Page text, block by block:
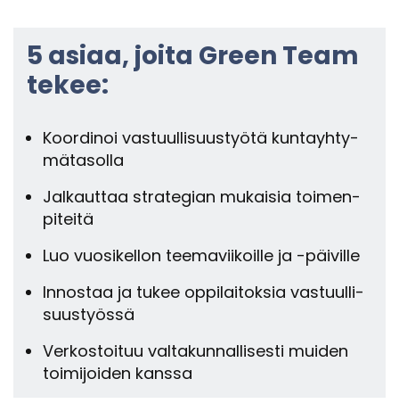
5 asiaa, joita Green Team
tekee:
Koor­di­noi vas­tuul­li­suus­työ­tä kun­tayh­ty­
mä­ta­sol­la
Jal­kaut­taa stra­te­gian mu­kai­sia toi­men­
pi­tei­tä
Luo vuo­si­kel­lon tee­ma­vii­koil­le ja -​päiville
In­nos­taa ja tukee op­pi­lai­tok­sia vas­tuul­li­
suus­työs­sä
Ver­kos­toi­tuu val­ta­kun­nal­li­ses­ti mui­den
toi­mi­joi­den kans­sa